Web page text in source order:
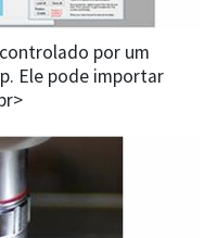
por um
Ele pode importar